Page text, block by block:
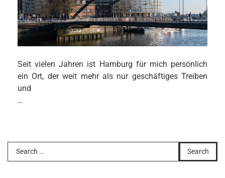
Seit vielen Jahren ist Hamburg für mich persönlich
ein Ort, der weit mehr als nur geschäftiges Treiben
und
…
Search
for: